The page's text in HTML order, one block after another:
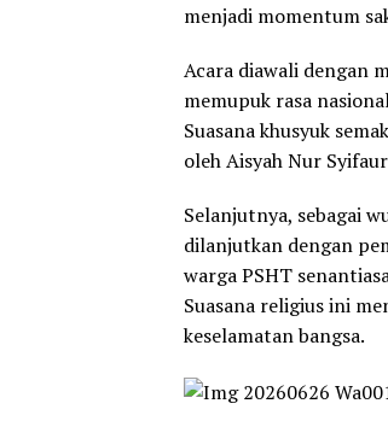
menjadi momentum
Acara diawali dengan
memupuk rasa
Suasana khusyuk
oleh Aisyah Nur
Selanjutnya, sebagai
dilanjutkan dengan
warga PSHT
Suasana religius ini
keselamatan bangsa.